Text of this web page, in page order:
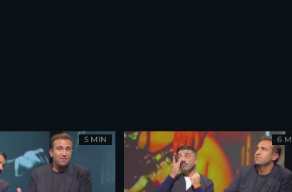
5 MIN 6